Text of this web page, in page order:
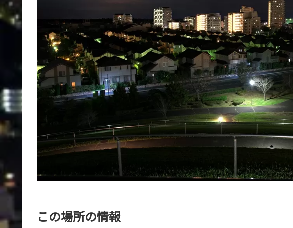
この場所の情報